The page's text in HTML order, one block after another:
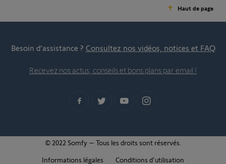
Haut de page
Besoin d’assistance ? Consultez nos vidéos, notices et FAQ
Recevez nos actus, conseils et bons plans par email !
© 2022 Somfy – Tous les droits sont réservés.
Informations légales
Conditions d'utilisation